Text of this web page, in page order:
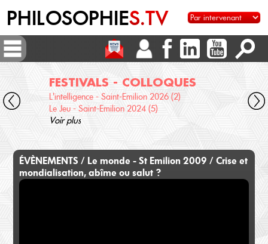
PHILOSOPHIES.TV
FESTIVALS - COLLOQUES
L'intelligence - Saint-Emilion 2026 (2)
Le Jeu - Saint-Emilion 2024 (5)
Voir plus
ÉVÈNEMENTS / Le monde - St Emilion 2009 / Crise et
mondialisation, abîme ou salut ?